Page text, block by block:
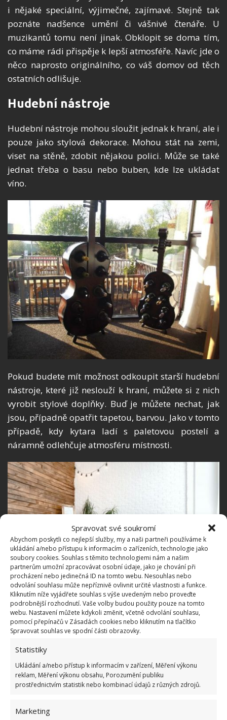
Spravovat své soukromí
Abychom poskytli co nejlepší služby, my a naši partneři používáme k
ukládání a/nebo přístupu k informacím o zařízeních, technologie jako
soubory cookies. Souhlas s těmito technologiemi nám a našim
partnerům umožní zpracovávat osobní údaje, jako je chování při
procházení nebo jedinečná ID na tomto webu. Nesouhlas nebo
odvolání souhlasu může nepříznivě ovlivnit určité vlastnosti a funkce.
Kliknutím níže vyjádřete souhlas s výše uvedeným nebo proveďte
podrobnější rozhodnutí. Vaše volby budou použity pouze na tomto
webu. Nastavení můžete kdykoli změnit, včetně odvolání souhlasu,
pomocí přepínačů v Zásadách cookies nebo kliknutím na tlačítko
Spravovat souhlas ve spodní části obrazovky.
Statistiky
Ukládání a/nebo přístup k informacím v zařízení, Měření výkonu
reklam, Měření výkonu obsahu, Porozumění publiku
prostřednictvím statistik nebo kombinací údajů z různých zdrojů.
Marketing
i nějaké speciální, výjimečné, zajímavé. Stejně tak
poznáte nadšence umění či vášnivé čtenáře. U
muzikantů tomu není jinak. Obklopit se doma tím,
co máme rádi přispěje k lepší atmosféře. Navíc jde o
něco naprosto originálního, co váš domov od těch
ostatních odlišuje.
Hudební nástroje
Hudební nástroje mohou sloužit jednak k hraní, ale i
pouze jako stylová dekorace. Mohou stát na zemi,
viset na stěně, zdobit nějakou polici. Může se také
jednat třeba o basu nebo buben, kde lze ukládat
víno.
Pokud budete mít možnost odkoupit starší hudební
nástroje, které již neslouží k hraní, můžete si z nich
vyrobit stylové doplňky. Buď je můžete nechat, jak
jsou, případně opatřit tapetou, barvou. Jako v tomto
případě, kdy kytara ladí s paletovou postelí a
náramně odlehčuje atmosféru místnosti.
Soustředit se nemusíte pouze na basy a kytary.
Skvěle vypadá i buben. Vyrobit se z něj dá třeba
konferenční stoleček nebo stoleček na kytku.
Dekorace na stěnu
se jednat o notovou tapetu, plakáty, fotografie,